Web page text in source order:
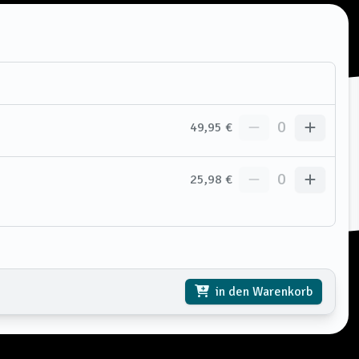
49,95 € 0
25,98 € 0
in den Warenkorb